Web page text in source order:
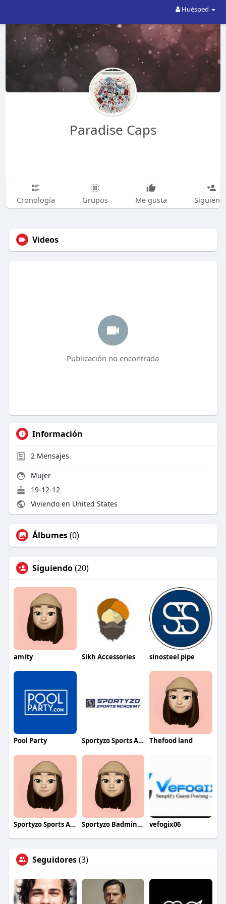
Huésped
Paradise Caps
Cronología Grupos Me gusta
Videos
Publicación no encontrada
Información
2Mensajes
Mujer
19-12-12
Viviendo en United States
Álbumes(0)
Siguiendo(20)
amity Sikh Accessories sinosteel pipe
Pool Party Sportyzo Sports Academy Thefood land
Sportyzo Sports Academy Sportyzo Badminton Academy vefogix06
Seguidores(3)